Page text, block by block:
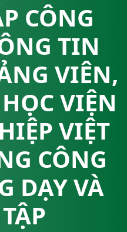
CÔNG
TIN
VIÊN,
VIỆN
VIỆT
CÔNG
DẠY VÀ